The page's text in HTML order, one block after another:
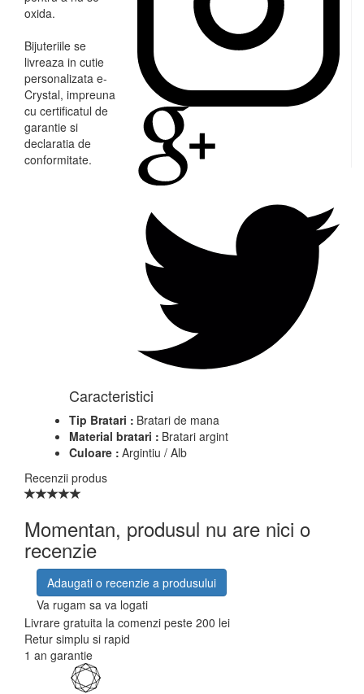
oxida.
Bijuteriile se
livreaza in cutie
personalizata e-
Crystal, impreuna
cu certificatul de
garantie si
declaratia de
conformitate.
Caracteristici
Tip Bratari : Bratari de mana
Material bratari : Bratari argint
Culoare : Argintiu / Alb
Recenzii produs
Momentan, produsul nu are nici o
recenzie
Adaugati o recenzie a produsului
Va rugam sa va logati
Livrare gratuita la comenzi peste 200 lei
Retur simplu si rapid
1 an garantie